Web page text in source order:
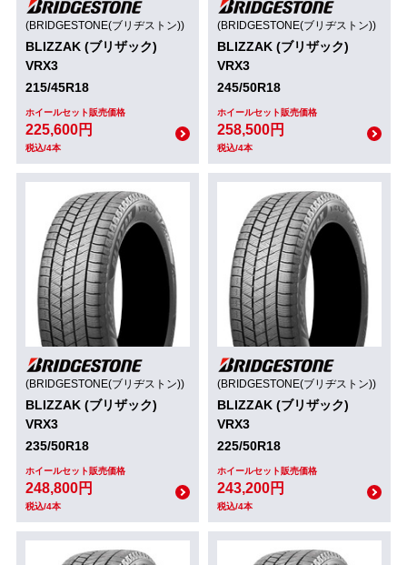
(BRIDGESTONE(ブリヂストン))
BLIZZAK (ブリザック)
VRX3
215/45R18
ホイールセット販売価格
225,600円
税込/4本
(BRIDGESTONE(ブリヂストン))
BLIZZAK (ブリザック)
VRX3
245/50R18
ホイールセット販売価格
258,500円
税込/4本
(BRIDGESTONE(ブリヂストン))
BLIZZAK (ブリザック)
VRX3
235/50R18
ホイールセット販売価格
248,800円
税込/4本
(BRIDGESTONE(ブリヂストン))
BLIZZAK (ブリザック)
VRX3
225/50R18
ホイールセット販売価格
243,200円
税込/4本